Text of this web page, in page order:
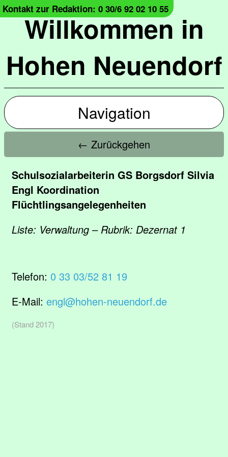
Willkommen in
Hohen Neuendorf
Kontakt zur Redaktion: 0 30/6 92 02 10 55
Navigation
← Zurückgehen
Schulsozialarbeiterin GS Borgsdorf Silvia
Engl Koordination
Flüchtlingsangelegenheiten
Liste: Verwaltung – Rubrik: Dezernat 1
Telefon: 0 33 03/52 81 19
E-Mail: engl@hohen-neuendorf.de
(Stand 2017)